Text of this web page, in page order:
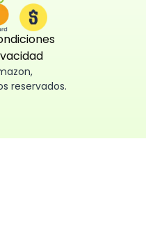
,
reservados.